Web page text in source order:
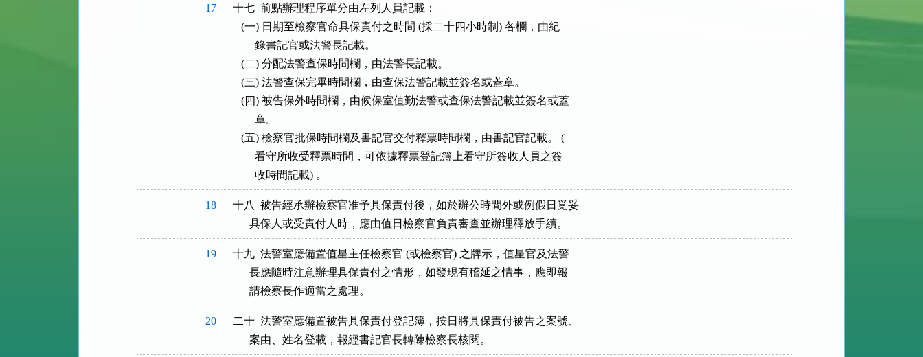
17
十七  前點辦理程序單分由左列人員記載：
   (一) 日期至檢察官命具保責付之時間 (採二十四小時制) 各欄，由紀
        錄書記官或法警長記載。
   (二) 分配法警查保時間欄，由法警長記載。
   (三) 法警查保完畢時間欄，由查保法警記載並簽名或蓋章。
   (四) 被告保外時間欄，由候保室值勤法警或查保法警記載並簽名或蓋
        章。
   (五) 檢察官批保時間欄及書記官交付釋票時間欄，由書記官記載。 (
        看守所收受釋票時間，可依據釋票登記簿上看守所簽收人員之簽
        收時間記載) 。
18
十八  被告經承辦檢察官准予具保責付後，如於辦公時間外或例假日覓妥
      具保人或受責付人時，應由值日檢察官負責審查並辦理釋放手續。
19
十九  法警室應備置值星主任檢察官 (或檢察官) 之牌示，值星官及法警
      長應隨時注意辦理具保責付之情形，如發現有稽延之情事，應即報
      請檢察長作適當之處理。
20
二十  法警室應備置被告具保責付登記簿，按日將具保責付被告之案號、
      案由、姓名登載，報經書記官長轉陳檢察長核閱。